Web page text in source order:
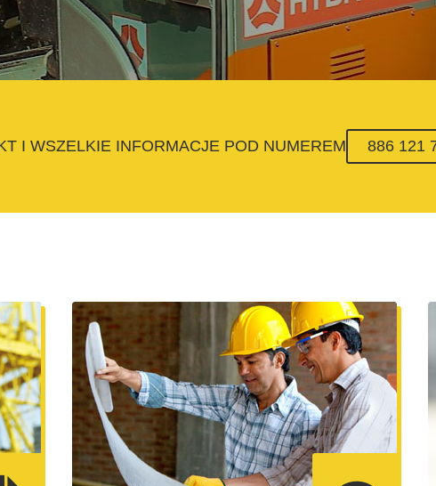
I WSZELKIE INFORMACJE POD NUMEREM 886 121